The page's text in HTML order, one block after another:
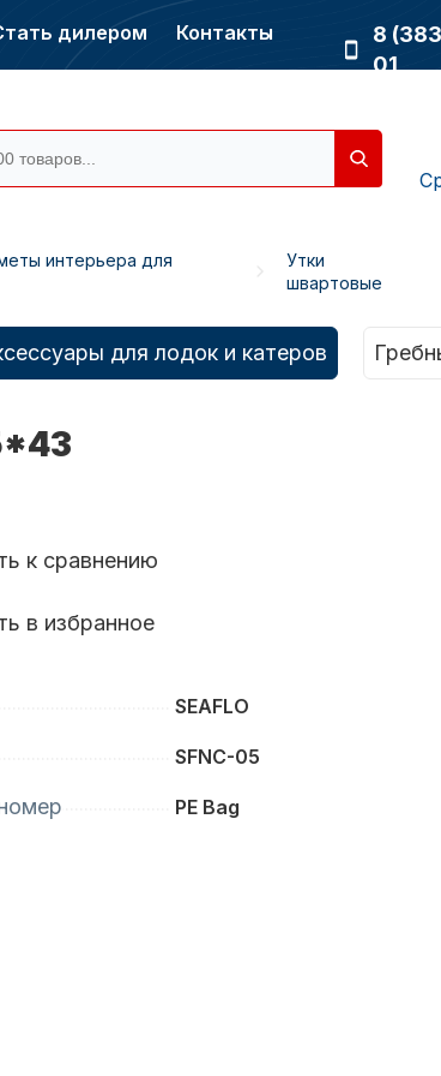
дилером Контакты
8
01
интерьера для
Утки
швартовые
для лодок и катеров
к сравнению
в избранное
SEAFLO
SFNC-05
PE Bag